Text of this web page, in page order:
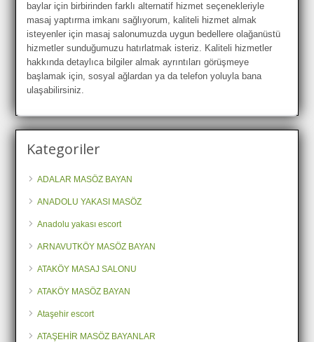
baylar için birbirinden farklı alternatif hizmet seçenekleriyle
masaj yaptırma imkanı sağlıyorum, kaliteli hizmet almak
isteyenler için masaj salonumuzda uygun bedellere olağanüstü
hizmetler sunduğumuzu hatırlatmak isteriz. Kaliteli hizmetler
hakkında detaylıca bilgiler almak ayrıntıları görüşmeye
başlamak için, sosyal ağlardan ya da telefon yoluyla bana
ulaşabilirsiniz.
Kategoriler
ADALAR MASÖZ BAYAN
ANADOLU YAKASI MASÖZ
Anadolu yakası escort
ARNAVUTKÖY MASÖZ BAYAN
ATAKÖY MASAJ SALONU
ATAKÖY MASÖZ BAYAN
Ataşehir escort
ATAŞEHİR MASÖZ BAYANLAR